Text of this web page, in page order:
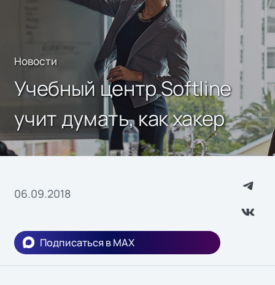
Новости
Учебный центр Softline
учит думать, как хакер
06.09.2018
Подписаться в MAX